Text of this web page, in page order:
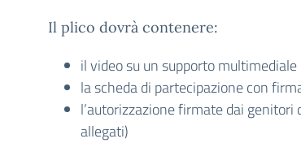
Il plico dovrà contenere:
il video su un supporto multimediale
la scheda di partecipazione con
l’autorizzazione firmate dai
allegati)